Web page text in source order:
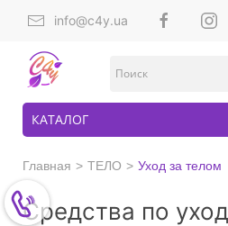
info@c4y.ua
КАТАЛОГ
Главная ТЕЛО Уход за телом
Средства по